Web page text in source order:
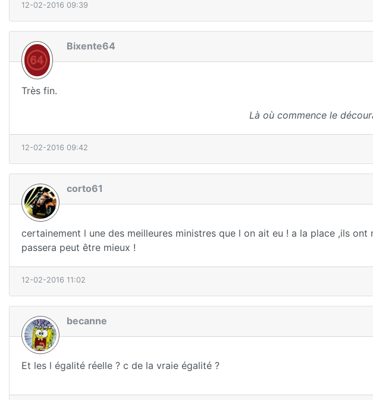
12-02-2016 09:39
Bixente64
Très fin.
Là où commence le
12-02-2016 09:42
corto61
certainement l une des meilleures ministres que l on ait eu ! a la place ,ils ont
passera peut être mieux !
12-02-2016 11:02
becanne
Et les l égalité réelle ? c de la vraie égalité ?